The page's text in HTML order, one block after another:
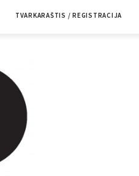
TVARKARAŠTIS / REGISTRACIJA